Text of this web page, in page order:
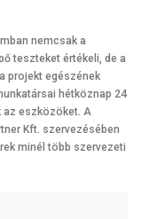
nemcsak a
teszteket értékeli, de a
projekt egészének
hétköznap 24
az eszközöket. A
Kft. szervezésében
minél több szervezeti